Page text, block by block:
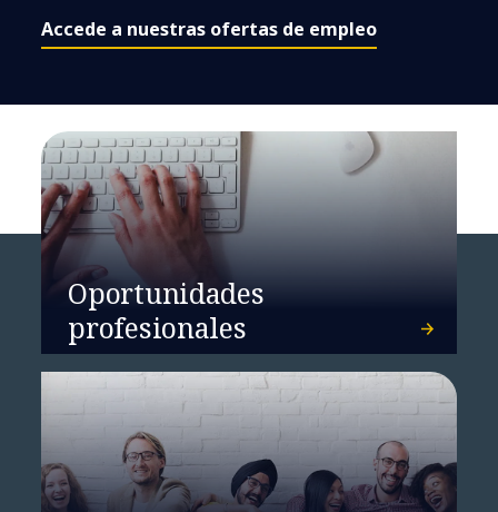
el edificio Ruiz Picaso 11
Accede a nuestras ofertas de empleo
Oportunidades
profesionales